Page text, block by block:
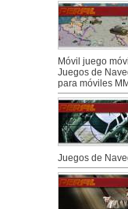
Móvil juego
Juegos de
para móviles
Juegos de